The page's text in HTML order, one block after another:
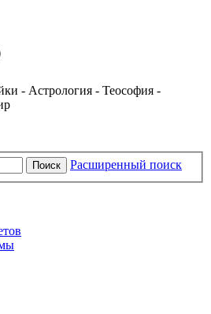
- Астрология - Теософия -
Поиск Расширенный поиск